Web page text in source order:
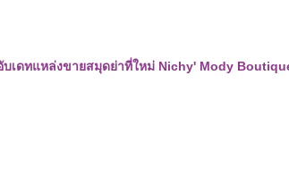
บเดทแหล่งขายสมุดย่าที่ใหม่ Nichy' Mody